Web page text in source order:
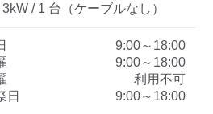
表
以上
3kW / 1 台 （ケーブルなし）
9:00～18:00
9:00～18:00
利用不可
日
9:00～18:00